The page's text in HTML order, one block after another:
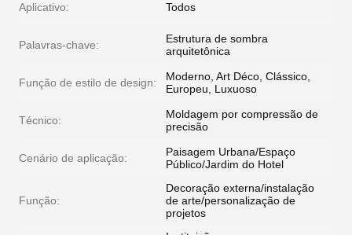
Aplicativo: Todos
Palavras-chave:
Estrutura de sombra
arquitetônica
Função de estilo de design:
Moderno, Art Déco, Clássico,
Europeu, Luxuoso
Técnico:
Moldagem por compressão de
precisão
Cenário de aplicação:
Paisagem Urbana/Espaço
Público/Jardim do Hotel
Função:
Decoração externa/instalação
de arte/personalização de
projetos